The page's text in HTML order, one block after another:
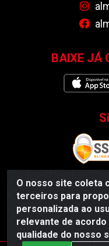
O nosso site coleta
terceiros para
personalizada ao
relevante de
qualidade do nosso
BAIXE JÁ
Almeida
Esperança/PB - CEP